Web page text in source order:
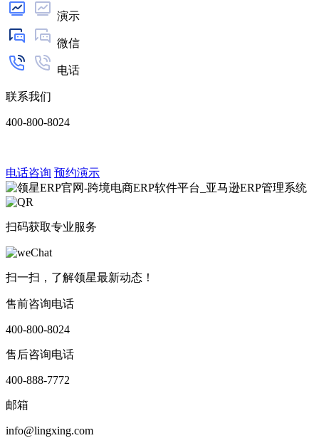
演示
微信
电话
联系我们
400-800-8024
电话咨询 预约演示
扫码获取专业服务
扫一扫，了解领星最新动态！
售前咨询电话
400-800-8024
售后咨询电话
400-888-7772
邮箱
info@lingxing.com